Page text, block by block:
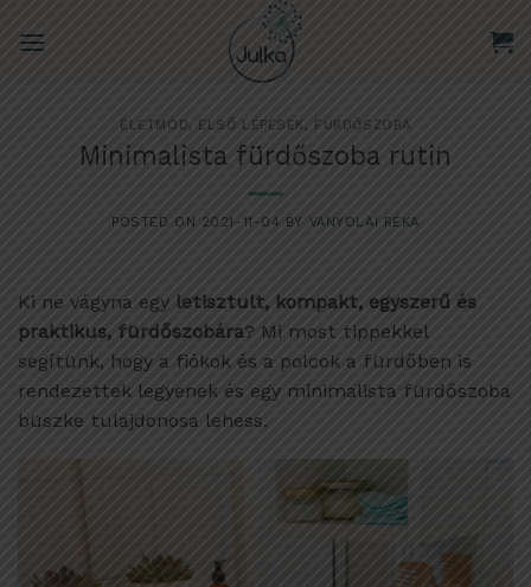
ÉLETMÓD, ELSŐ LÉPÉSEK, FÜRDŐSZOBA
Minimalista fürdőszoba rutin
POSTED ON 2021-11-04 BY VANYOLAI RÉKA
Ki ne vágyna egy letisztult, kompakt, egyszerű és
praktikus, fürdőszobára? Mi most tippekkel
segítünk, hogy a fiókok és a polcok a fürdőben is
rendezettek legyenek és egy minimalista fürdőszoba
büszke tulajdonosa lehess.